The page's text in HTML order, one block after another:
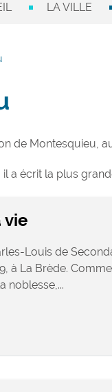
LA VILLE
de Montesquieu,
il a écrit la plus
vie
Louis de
à La Brède.
noblesse,...